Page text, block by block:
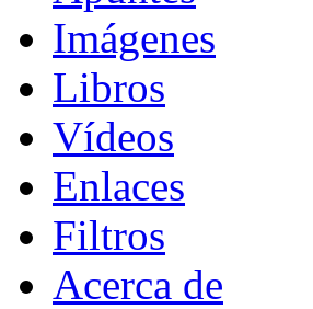
Imágenes
Libros
Vídeos
Enlaces
Filtros
Acerca de